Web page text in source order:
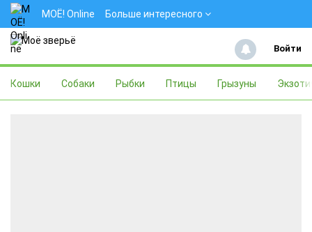
МОЁ! Online Больше интересного
Войти
Кошки Собаки Рыбки Птицы Грызуны